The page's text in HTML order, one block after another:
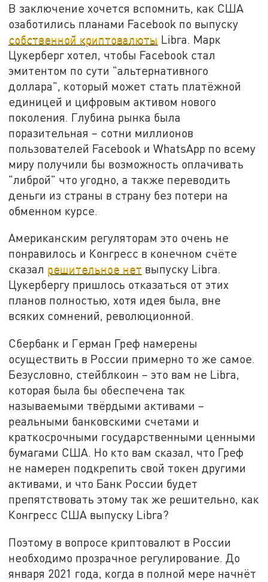
В заключение хочется вспомнить, как США
озаботились планами Facebook по выпуску
собственной криптовалюты Libra. Марк
Цукерберг хотел, чтобы Facebook стал
эмитентом по сути "альтернативного
доллара", который может стать платёжной
единицей и цифровым активом нового
поколения. Глубина рынка была
поразительная – сотни миллионов
пользователей Facebook и WhatsApp по всему
миру получили бы возможность оплачивать
"либрой" что угодно, а также переводить
деньги из страны в страну без потери на
обменном курсе.
Американским регуляторам это очень не
понравилось и Конгресс в конечном счёте
сказал решительное нет выпуску Libra.
Цукербергу пришлось отказаться от этих
планов полностью, хотя идея была, вне
всяких сомнений, революционной.
Сбербанк и Герман Греф намерены
осуществить в России примерно то же самое.
Безусловно, стейблкоин – это вам не Libra,
которая была бы обеспечена так
называемыми твёрдыми активами –
реальными банковскими счетами и
краткосрочными государственными ценными
бумагами США. Но кто вам сказал, что Греф
не намерен подкрепить свой токен другими
активами, и что Банк России будет
препятствовать этому так же решительно, как
Конгресс США выпуску Libra?
Поэтому в вопросе криптовалют в России
необходимо прозрачное регулирование. До
января 2021 года, когда в полной мере начнёт